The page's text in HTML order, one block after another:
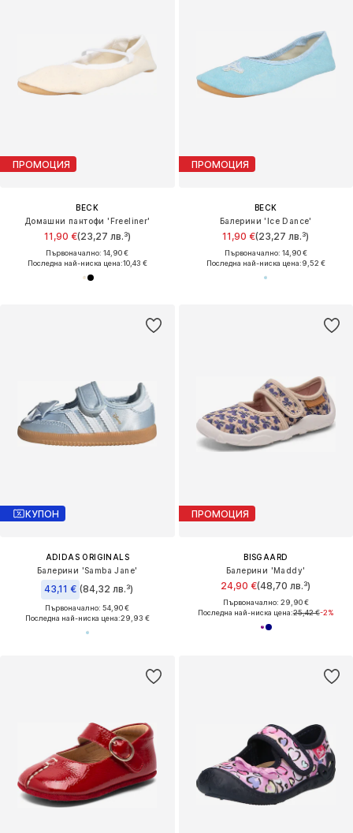
ПРОМОЦИЯ
BECK
Домашни пантофи 'Freeliner'
11,90 €(23,27 лв.³)
Първоначално: 14,90 €
Последна най-ниска цена:10,43 €
ПРОМОЦИЯ
BECK
Балерини 'Ice Dance'
11,90 €(23,27 лв.³)
Първоначално: 14,90 €
Последна най-ниска цена:9,52 €
КУПОН
ADIDAS ORIGINALS
Балерини 'Samba Jane'
43,11 € (84,32 лв.³)
Първоначално: 54,90 €
Последна най-ниска цена:29,93 €
ПРОМОЦИЯ
BISGAARD
Балерини 'Maddy'
24,90 €(48,70 лв.³)
Първоначално: 29,90 €
Последна най-ниска цена:25,42 €-2%